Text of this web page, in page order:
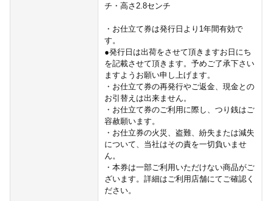
チ・高さ2.8センチ
・お仕立て券は発行日より1年間有効で
す。
●発行日は出荷をさせて頂きますお日にち
を記載させて頂きます。予めご了承下さい
ますようお願い申し上げます。
・お仕立て券の再発行やご返金、現金との
お引替えは出来ません。
・お仕立て券のご利用に際し、つり銭はご
容赦願います。
・お仕立券の火災、盗難、紛失または減失
について、当社はその責を一切負いませ
ん。
・本券は一部ご利用いただけない商品がご
ざいます。詳細はご利用店舗にてご確認く
ださい。